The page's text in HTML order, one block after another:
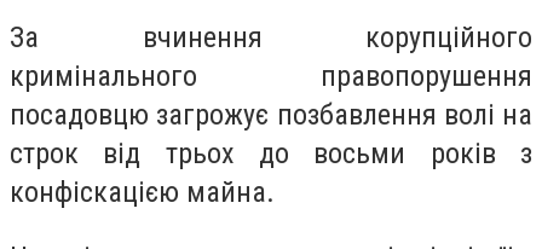
За вчинення корупційного
кримінального правопорушення
посадовцю загрожує позбавлення волі на
строк від трьох до восьми років з
конфіскацією майна.